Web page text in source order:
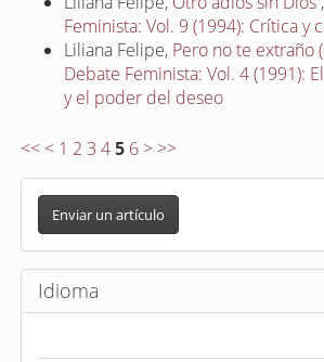
Feminista: Vol. 9 (1994): Crítica y
Liliana Felipe, Pero no te extraño
Debate Feminista: Vol. 4 (1991):
y el poder del deseo
<< < 1 2 3 4 5 6 > >>
E
v
i
a
Enviar un artículo
Idioma